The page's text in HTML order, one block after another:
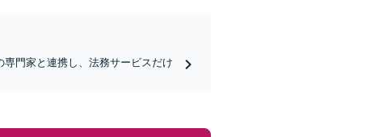
専門家と連携し、法務サービスだけ